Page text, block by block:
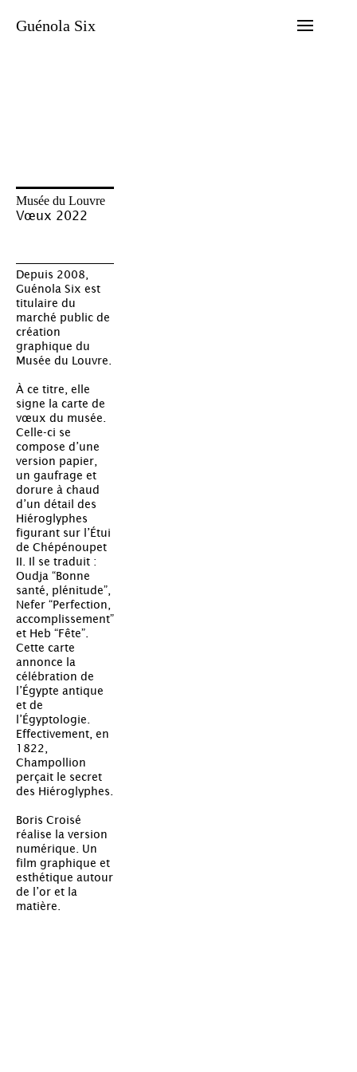
content
Guénola Six
Musée du Louvre
Vœux 2022
Depuis 2008,
Guénola Six est
titulaire du
marché public de
création
graphique du
Musée du Louvre.
À ce titre, elle
signe la carte de
vœux du musée.
Celle-ci se
compose d’une
version papier,
un gaufrage et
dorure à chaud
d’un détail des
Hiéroglyphes
figurant sur l’Étui
de Chépénoupet
II. Il se traduit :
Oudja “Bonne
santé, plénitude”,
Nefer “Perfection,
accomplissement”
et Heb “Fête”.
Cette carte
annonce la
célébration de
l’Égypte antique
et de
l’Égyptologie.
Effectivement, en
1822,
Champollion
perçait le secret
des Hiéroglyphes.
Boris Croisé
réalise la version
numérique. Un
film graphique et
esthétique autour
de l’or et la
matière.